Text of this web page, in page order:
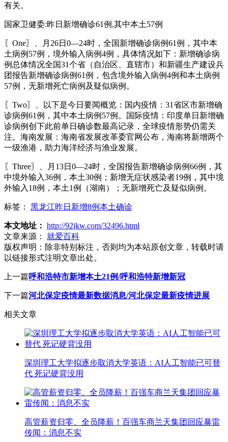
有关。
国家卫健委:昨日新增确诊61例,其中本土57例
〖One〗、月26日0—24时，全国新增确诊病例61例，其中本
土病例57例，境外输入病例4例，具体情况如下：新增确诊病
例总体情况全国31个省（自治区、直辖市）和新疆生产建设兵
团报告新增确诊病例61例，包含境外输入病例4例和本土病例
57例，无新增死亡病例及疑似病例。
〖Two〗、以下是今日要闻概览：国内疫情：31省区市新增确
诊病例61例，其中本土病例57例。国际疫情：印度单日新增确
诊病例创下此前单日确诊数最高记录，全球疫情形势仍需关
注。海南发展：海南省发展改革委官网公布，海南将新增两个
一级渔港，助力海洋经济与渔业发展。
〖Three〗、月13日0—24时，全国报告新增确诊病例66例，其
中境外输入36例，本土30例；新增无症状感染者19例，其中境
外输入18例，本土1例（湖南）；无新增死亡及疑似病例。
标签： 黑龙江昨日新增8例本土确诊
本文地址： http://92jkw.com/32496.html
文章来源：
就爱百科
版权声明： 除非特别标注，否则均为本站原创文章，转载时请
以链接形式注明文章出处。
上一篇呼和浩特市新增本土21例/呼和浩特新增新冠
下一篇河北保定疫情最新数据消息/河北保定最新疫情进展
相关文章
深圳理工大学拟逐步取消大学英语：AI人工智能已可替
代 死记硬背没用
高管薪资归零、全员降薪！百强车商兰天集团回应暴雷
传闻：消息不实